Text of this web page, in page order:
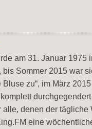
am 31. Januar 1975
Sommer 2015 war
Bluse zu“, im März
alle, denen der
eine